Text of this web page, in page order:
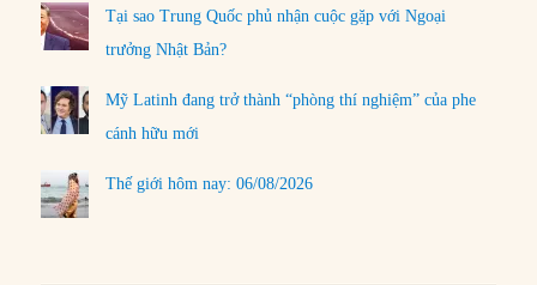
Tại sao Trung Quốc phủ nhận cuộc gặp với Ngoại
trưởng Nhật Bản?
Mỹ Latinh đang trở thành “phòng thí nghiệm” của phe
cánh hữu mới
Thế giới hôm nay: 06/08/2026